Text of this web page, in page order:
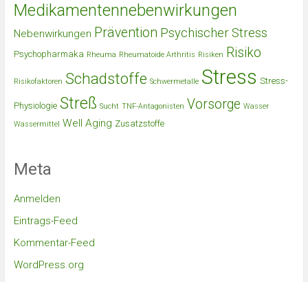
Medikamentennebenwirkungen
Nebenwirkungen Prävention Psychischer Stress
Psychopharmaka Rheuma Rheumatoide Arthritis Risiken Risiko
Risikofaktoren Schadstoffe Schwermetalle Stress Stress-
Physiologie Streß Sucht TNF-Antagonisten Vorsorge Wasser
Wassermittel Well Aging Zusatzstoffe
Meta
Anmelden
Eintrags-Feed
Kommentar-Feed
WordPress.org